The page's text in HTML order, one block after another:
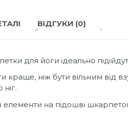
ВІДГУКИ (0)
для йоги ідеально
ніж бути вільним від
ніг.
елементи на підошві